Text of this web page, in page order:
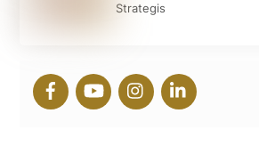
Strategis